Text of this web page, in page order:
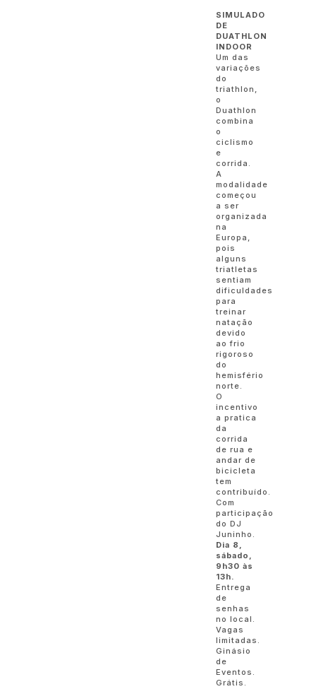
SIMULADO
DE
DUATHLON
INDOOR
Um das
variações
do
triathlon,
o
Duathlon
combina
o
ciclismo
e
corrida.
A
modalidade
começou
a ser
organizada
na
Europa,
pois
alguns
triatletas
sentiam
dificuldades
para
treinar
natação
devido
ao frio
rigoroso
do
hemisfério
norte.
O
incentivo
a pratica
da
corrida
de rua e
andar de
bicicleta
tem
contribuído.
Com
participação
do DJ
Juninho.
Dia 8,
sábado,
9h30 às
13h.
Entrega
de
senhas
no local.
Vagas
limitadas.
Ginásio
de
Eventos.
Grátis.